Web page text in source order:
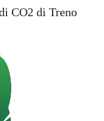
CO2 di Treno